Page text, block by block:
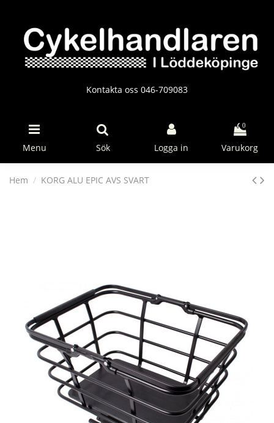
Kontakta oss 046-709083
Menu Sök Logga in
0
Varukorg
Hem KORG ALU EPIC AVS SVART